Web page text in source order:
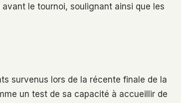
le tournoi, soulignant ainsi que les
survenus lors de la récente finale de la
un test de sa capacité à accueillir de